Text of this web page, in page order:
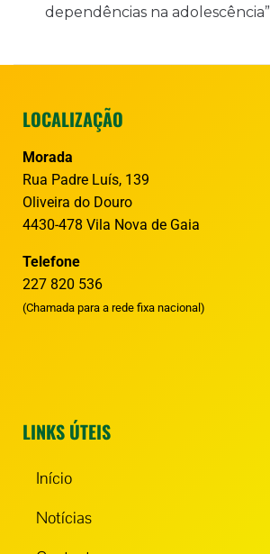
dependências na adolescência”
LOCALIZAÇÃO
Morada
Rua Padre Luís, 139
Oliveira do Douro
4430-478 Vila Nova de Gaia
Telefone
227 820 536
(Chamada para a rede fixa nacional)
LINKS ÚTEIS
Início
Notícias